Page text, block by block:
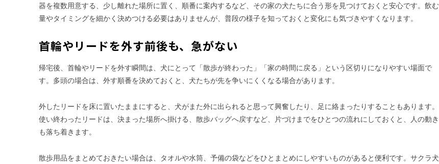
器を複数用意する、少し離れた場所に置く、順番に案内するなど、その家の犬たちに合う形を見つけておくと安心です。飲む
量やタイミングを細かく決めつける必要はありませんが、普段の様子を知っておくと変化にも気づきやすくなります。
首輪やリードを外す前後も、急がない
帰宅後、首輪やリードを外す瞬間は、犬にとって「散歩が終わった」「家の時間に戻る」という区切りになりやすい場面で
す。多頭の場合は、外す順番を決めておくと、犬たちが先を争いにくくなる場合があります。
外したリードを床に置いたままにすると、犬がまた外に出られると思って興奮したり、足に絡まったりすることもあります。
使い終わったリードは、決まった場所へ掛ける、散歩バッグへ戻すなど、片づけまでをひとつの流れにしておくと、人の動き
も落ち着きます。
散歩用品をまとめておきたい場合は、タオルや水筒、予備の袋などをひとまとめにしやすいものがあると便利です。サクラ犬